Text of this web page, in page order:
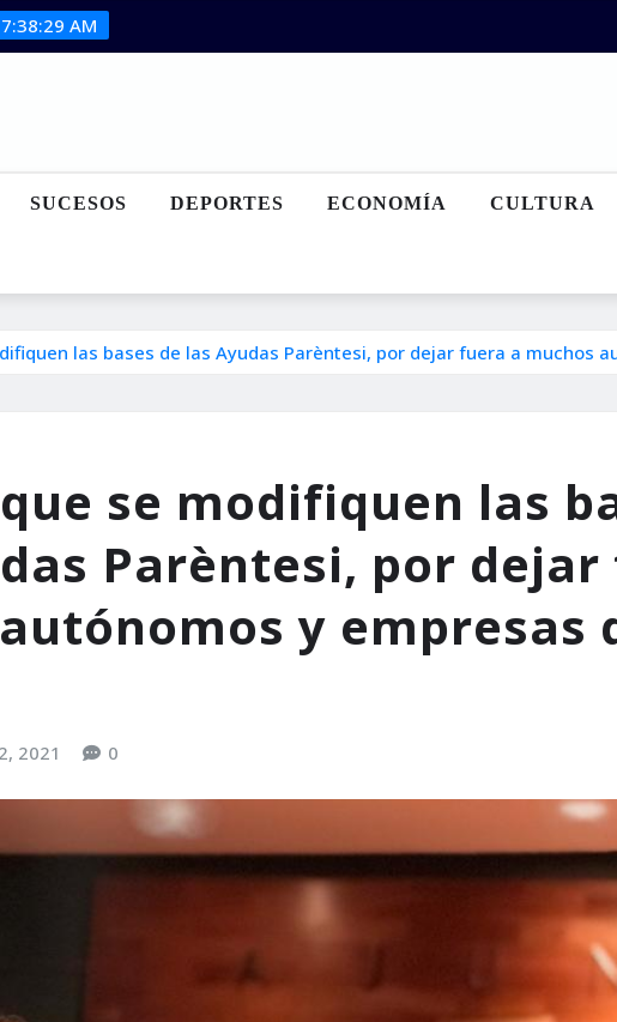
7:38:31 AM
SUCESOS DEPORTES ECONOMÍA CULTURA
las bases de las Ayudas Parèntesi, por dejar fuera a muchos
se modifiquen las
Parèntesi, por
y empresas
2021 0